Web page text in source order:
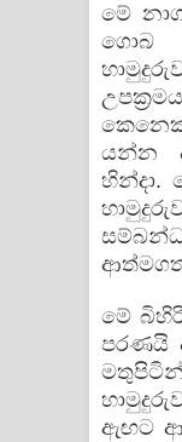
මේ
ගොබ
යන්න
හින්දා.
​මේ
පරණයි
ඇඟට